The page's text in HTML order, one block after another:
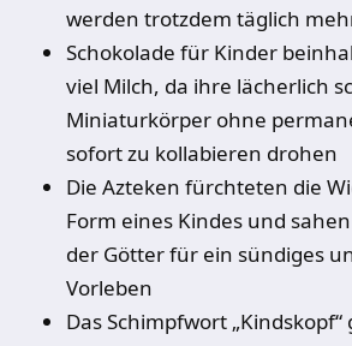
werden trotzdem täglich
Schokolade für Kinder
viel Milch, da ihre lächerlich
Miniaturkörper ohne
sofort zu kollabieren drohen
Die Azteken fürchteten die
Form eines Kindes und
der Götter für ein sündiges
Vorleben
Das Schimpfwort